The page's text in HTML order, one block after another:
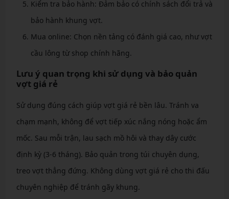
Kiểm tra bảo hành: Đảm bảo có chính sách đổi trả và
bảo hành khung vợt.
Mua online: Chọn nền tảng có đánh giá cao, như vợt
cầu lông từ shop chính hãng.
Lưu ý quan trọng khi sử dụng và bảo quản
vợt giá rẻ
Sử dụng đúng cách giúp vợt giá rẻ bền lâu. Tránh va
chạm mạnh, không để vợt tiếp xúc nắng nóng hoặc ẩm
mốc. Sau mỗi trận, lau sạch mồ hôi và thay dây cước
định kỳ (3-6 tháng). Bảo quản trong túi chuyên dụng,
treo vợt thẳng đứng. Không dùng vợt giá rẻ cho thi đấu
chuyên nghiệp để tránh gãy khung.